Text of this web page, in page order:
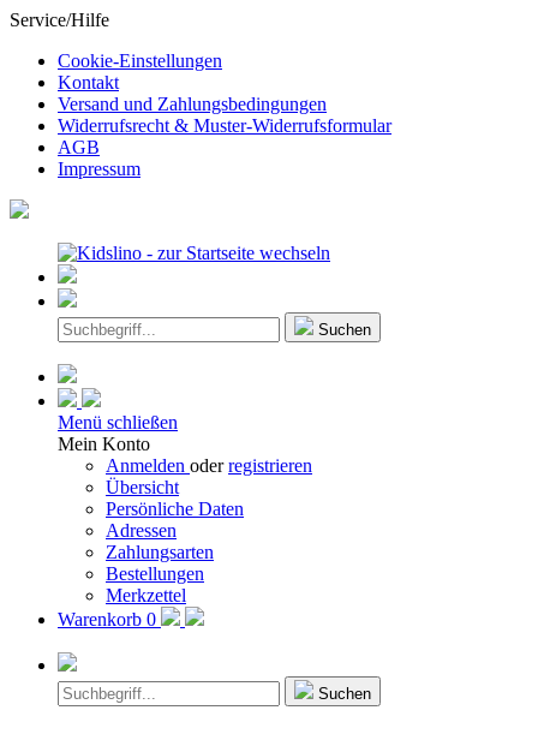
Service/Hilfe
Cookie-Einstellungen
Kontakt
Versand und Zahlungsbedingungen
Widerrufsrecht & Muster-Widerrufsformular
AGB
Impressum
Suchen
Menü schließen
Mein Konto
Anmelden oderregistrieren
Übersicht
Persönliche Daten
Adressen
Zahlungsarten
Bestellungen
Merkzettel
Warenkorb 0
Suchen